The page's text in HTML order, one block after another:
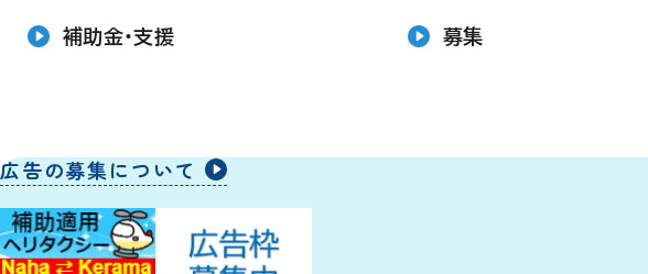
補助金・支援 募集
広告の募集について